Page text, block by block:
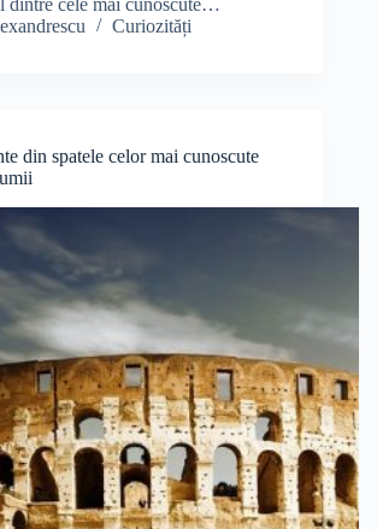
dintre cele mai cunoscute…
Curiozități
din spatele celor mai cunoscute